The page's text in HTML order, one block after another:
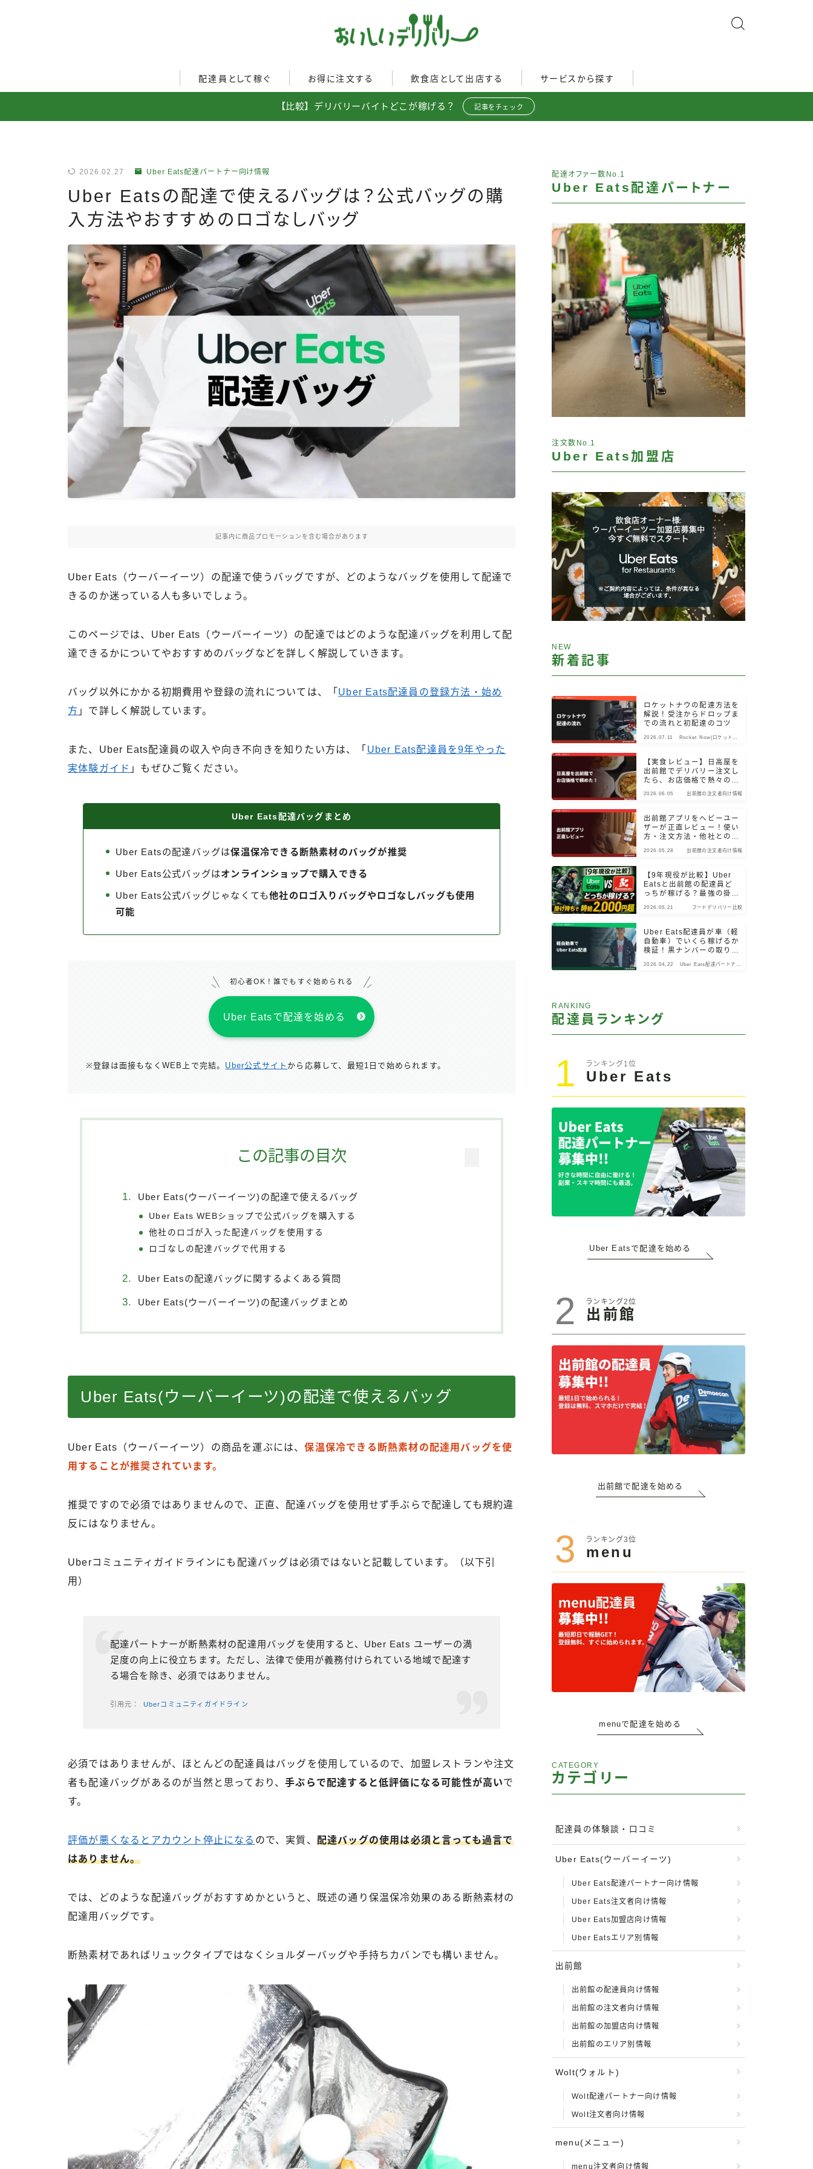
配達員として稼ぐ
配達員272人アンケート調査
配達員の体験談・口コミ
お得に注文する
Uber Eatsの注文ガイド
フードデリバリークーポン比
較
飲食店として出店する
Uber Eats加盟店ガイド
サービスから探す
Uber Eats
【比較】デリバリーバイトどこが稼げる？ 記事をチェック
2026.02.27 Uber Eats配達パートナー向け情報
Uber Eatsの配達で使えるバッグは？公式バッグの購
入方法やおすすめのロゴなしバッグ
記事内に商品プロモーションを含む場合があります
Uber Eats（ウーバーイーツ）の配達で使うバッグですが、どのようなバッグを使用して配達で
きるのか迷っている人も多いでしょう。
このページでは、Uber Eats（ウーバーイーツ）の配達ではどのような配達バッグを利用して配
達できるかについてやおすすめのバッグなどを詳しく解説していきます。
バッグ以外にかかる初期費用や登録の流れについては、「 Uber Eats配達員の登録方法・始め
方 」で詳しく解説しています。
また、Uber Eats配達員の収入や向き不向きを知りたい方は、「 Uber Eats配達員を9年やった
実体験ガイド 」もぜひご覧ください。
Uber Eats配達バッグまとめ
Uber Eatsの配達バッグは保温保冷できる断熱素材のバッグが推奨
Uber Eats公式バッグはオンラインショップで購入できる
Uber Eats公式バッグじゃなくても他社のロゴ入りバッグやロゴなしバッグも使用
可能
初心者OK！誰でもすぐ始められる
Uber Eatsで配達を始める
※登録は面接もなくWEB上で完結。 Uber公式サイト から応募して、最短1日で始められます。
この記事の目次
Uber Eats(ウーバーイーツ)の配達で使えるバッグ
Uber Eats WEBショップで公式バッグを購入する
他社のロゴが入った配達バッグを使用する
ロゴなしの配達バッグで代用する
Uber Eatsの配達バッグに関するよくある質問
Uber Eats(ウーバーイーツ)の配達バッグまとめ
Uber Eats(ウーバーイーツ)の配達で使えるバッグ
Uber Eats（ウーバーイーツ）の商品を運ぶには、保温保冷できる断熱素材の配達用バッグを使
用することが推奨されています。
推奨ですので必須ではありませんので、正直、配達バッグを使用せず手ぶらで配達しても規約違
反にはなりません。
Uberコミュニティガイドラインにも配達バッグは必須ではないと記載しています。（以下引
用）
配達パートナーが断熱素材の配達用バッグを使用すると、Uber Eats ユーザーの満
足度の向上に役立ちます。ただし、法律で使用が義務付けられている地域で配達す
る場合を除き、必須ではありません。
Uberコミュニティガイドライン
必須ではありませんが、ほとんどの配達員はバッグを使用しているので、加盟レストランや注文
者も配達バッグがあるのが当然と思っており、手ぶらで配達すると低評価になる可能性が高いで
す。
評価が悪くなるとアカウント停止になる ので、実質、 配達バッグの使用は必須と言っても過言で
はありません。
では、どのような配達バッグがおすすめかというと、既述の通り保温保冷効果のある断熱素材の
配達用バッグです。
断熱素材であればリュックタイプではなくショルダーバッグや手持ちカバンでも構いません。
配達オファー数No.1
Uber Eats配達パートナー
注文数No.1
Uber Eats加盟店
NEW
新着記事
ロケットナウの配達方法を
解説！受注からドロップま
での流れと初配達のコツ
2026.07.11
Rocket Now(ロケットナ
【実食レビュー】日高屋を
出前館でデリバリー注文し
たら、お店価格で熱々のま
2026.06.05 出前館の注文者向け情報
出前館アプリをヘビーユー
ザーが正直レビュー！使い
方・注文方法・他社との違
2026.05.28 出前館の注文者向け情報
【9年現役が比較】Uber
Eatsと出前館の配達員ど
っちが稼げる？最強の掛け
2026.05.21 フードデリバリー比較
Uber Eats配達員が車（軽
自動車）でいくら稼げるか
検証！黒ナンバーの取り
2026.04.22
Uber Eats配達パートナー
RANKING
配達員ランキング
1 ランキング1位
Uber Eats
Uber Eatsで配達を始める
2 ランキング2位
出前館
出前館で配達を始める
3 ランキング3位
menu
menuで配達を始める
CATEGORY
カテゴリー
配達員の体験談・口コミ
Uber Eats(ウーバーイーツ)
Uber Eats配達パートナー向け情報
Uber Eats注文者向け情報
Uber Eats加盟店向け情報
Uber Eatsエリア別情報
出前館
出前館の配達員向け情報
出前館の注文者向け情報
出前館の加盟店向け情報
出前館のエリア別情報
Wolt(ウォルト)
Wolt配達パートナー向け情報
Wolt注文者向け情報
menu(メニュー)
menu注文者向け情報